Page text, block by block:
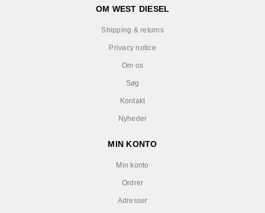
OM WEST DIESEL
Shipping & returns
Privacy notice
Om os
Søg
Kontakt
Nyheder
MIN KONTO
Min konto
Ordrer
Adresser